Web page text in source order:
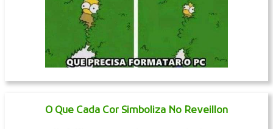
O Que Cada Cor Simboliza No Reveillon